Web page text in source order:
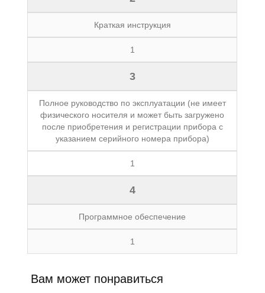
Краткая инструкция
1
3
Полное руководство по эксплуатации (не имеет
физического носителя и может быть загружено
после приобретения и регистрации прибора с
указанием серийного номера прибора)
1
4
Программное обеспечение
1
Вам может понравиться